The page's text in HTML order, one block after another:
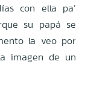
con ella pa’
su papá se
la veo por
imagen de un